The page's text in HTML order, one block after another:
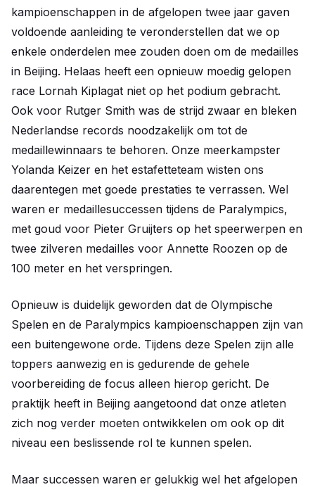
kampioenschappen in de afgelopen twee jaar gaven
voldoende aanleiding te veronderstellen dat we op
enkele onderdelen mee zouden doen om de medailles
in Beijing. Helaas heeft een opnieuw moedig gelopen
race Lornah Kiplagat niet op het podium gebracht.
Ook voor Rutger Smith was de strijd zwaar en bleken
Nederlandse records noodzakelijk om tot de
medaillewinnaars te behoren. Onze meerkampster
Yolanda Keizer en het estafetteteam wisten ons
daarentegen met goede prestaties te verrassen. Wel
waren er medaillesuccessen tijdens de Paralympics,
met goud voor Pieter Gruijters op het speerwerpen en
twee zilveren medailles voor Annette Roozen op de
100 meter en het verspringen.
Opnieuw is duidelijk geworden dat de Olympische
Spelen en de Paralympics kampioenschappen zijn van
een buitengewone orde. Tijdens deze Spelen zijn alle
toppers aanwezig en is gedurende de gehele
voorbereiding de focus alleen hierop gericht. De
praktijk heeft in Beijing aangetoond dat onze atleten
zich nog verder moeten ontwikkelen om ook op dit
niveau een beslissende rol te kunnen spelen.
Maar successen waren er gelukkig wel het afgelopen